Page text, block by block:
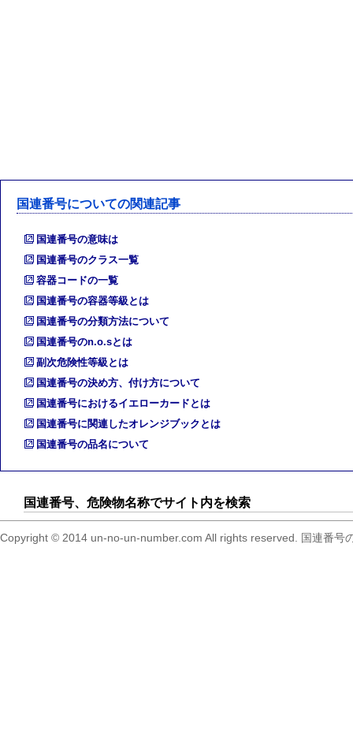
国連番号についての関連記事
国連番号の意味は
国連番号のクラス一覧
容器コードの一覧
国連番号の容器等級とは
国連番号の分類方法について
国連番号のn.o.sとは
副次危険性等級とは
国連番号の決め方、付け方について
国連番号におけるイエローカードとは
国連番号に関連したオレンジブックとは
国連番号の品名について
国連番号、危険物名称でサイト内を検索
Copyright © 2014 un-no-un-number.com All rights reserved. 国連番号